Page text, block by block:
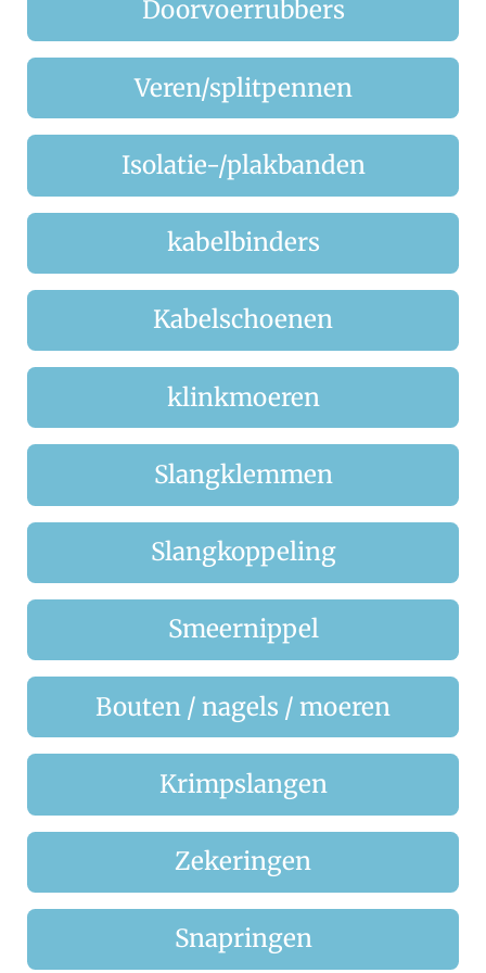
Doorvoerrubbers
Veren/splitpennen
Isolatie-/plakbanden
kabelbinders
Kabelschoenen
klinkmoeren
Slangklemmen
Slangkoppeling
Smeernippel
Bouten / nagels / moeren
Krimpslangen
Zekeringen
Snapringen